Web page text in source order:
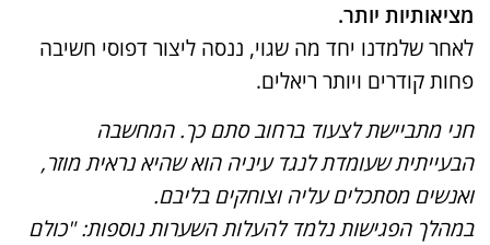
מציאותיות יותר.
לאחר שלמדנו יחד מה שגוי, ננסה ליצור דפוסי חשיבה
פחות קודרים ויותר ריאלים.
חני מתביישת לצעוד ברחוב סתם כך. המחשבה
הבעייתית שעומדת לנגד עיניה הוא שהיא נראית מוזר,
ואנשים מסתכלים עליה וצוחקים בליבם.
במהלך הפגישות נלמד להעלות השערות נוספות: "כולם